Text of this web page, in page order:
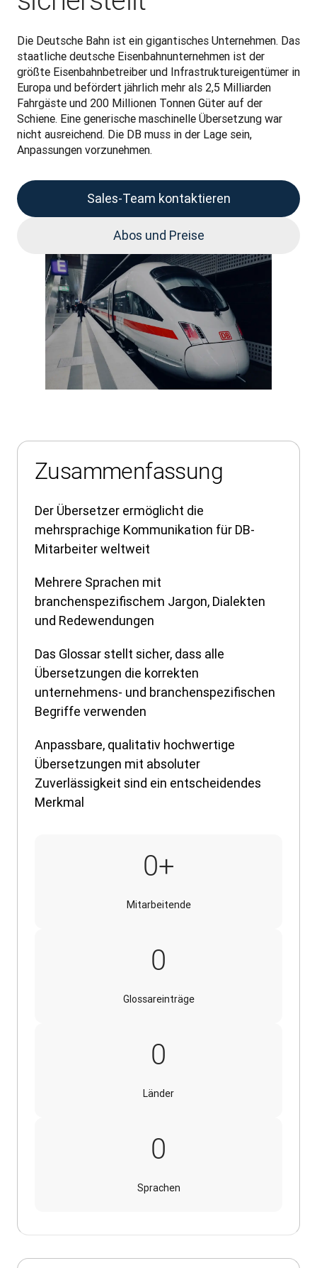
Die Deutsche Bahn ist ein gigantisches Unternehmen. Das
staatliche deutsche Eisenbahnunternehmen ist der
größte Eisenbahnbetreiber und Infrastruktureigentümer in
Europa und befördert jährlich mehr als 2,5 Milliarden
Fahrgäste und 200 Millionen Tonnen Güter auf der
Schiene. Eine generische maschinelle Übersetzung war
nicht ausreichend. Die DB muss in der Lage sein,
Anpassungen vorzunehmen.
Sales-Team kontaktieren
Abos und Preise
Zusammenfassung
Der Übersetzer ermöglicht die
mehrsprachige Kommunikation für DB-
Mitarbeiter weltweit
Mehrere Sprachen mit
branchenspezifischem Jargon, Dialekten
und Redewendungen
Das Glossar stellt sicher, dass alle
Übersetzungen die korrekten
unternehmens- und branchenspezifischen
Begriffe verwenden
Anpassbare, qualitativ hochwertige
Übersetzungen mit absoluter
Zuverlässigkeit sind ein entscheidendes
Merkmal
0+320.000+
Mitarbeitende
0
Glossareinträge
0
Länder
0
Sprachen